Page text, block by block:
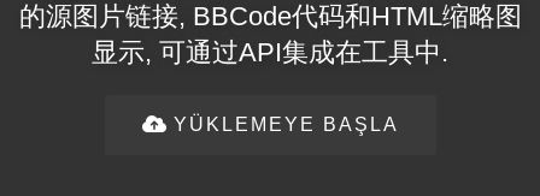
的源图片链接, BBCode代码和HTML缩略图
显示, 可通过API集成在工具中.
YÜKLEMEYE BAŞLA